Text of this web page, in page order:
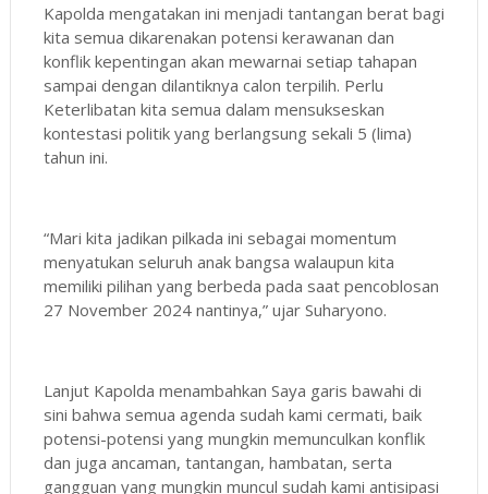
Kapolda mengatakan ini menjadi tantangan berat bagi
kita semua dikarenakan potensi kerawanan dan
konflik kepentingan akan mewarnai setiap tahapan
sampai dengan dilantiknya calon terpilih. Perlu
Keterlibatan kita semua dalam mensukseskan
kontestasi politik yang berlangsung sekali 5 (lima)
tahun ini.
“Mari kita jadikan pilkada ini sebagai momentum
menyatukan seluruh anak bangsa walaupun kita
memiliki pilihan yang berbeda pada saat pencoblosan
27 November 2024 nantinya,” ujar Suharyono.
Lanjut Kapolda menambahkan Saya garis bawahi di
sini bahwa semua agenda sudah kami cermati, baik
potensi-potensi yang mungkin memunculkan konflik
dan juga ancaman, tantangan, hambatan, serta
gangguan yang mungkin muncul sudah kami antisipasi